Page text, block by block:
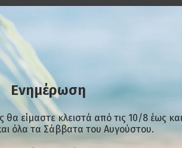
(C)
2
Ενημέρωση
είμαστε κλειστά από τις 10/8 έως και
όλα τα Σάββατα του Αυγούστου.